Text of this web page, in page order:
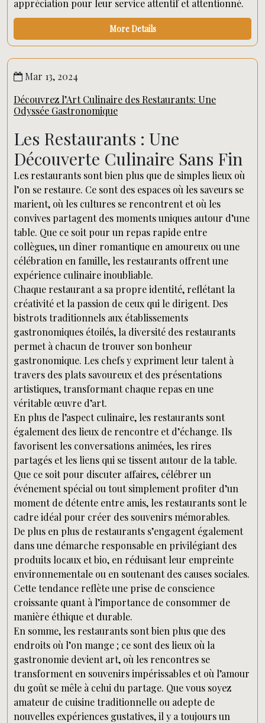
appréciation pour leur service attentif et attentionné.
More Details
Mar 13, 2024
Découvrez l’Art Culinaire des Restaurants: Une
Odyssée Gastronomique
Les Restaurants : Une
Découverte Culinaire Sans Fin
Les restaurants sont bien plus que de simples lieux où
l’on se restaure. Ce sont des espaces où les saveurs se
marient, où les cultures se rencontrent et où les
convives partagent des moments uniques autour d’une
table. Que ce soit pour un repas rapide entre
collègues, un dîner romantique en amoureux ou une
célébration en famille, les restaurants offrent une
expérience culinaire inoubliable.
Chaque restaurant a sa propre identité, reflétant la
créativité et la passion de ceux qui le dirigent. Des
bistrots traditionnels aux établissements
gastronomiques étoilés, la diversité des restaurants
permet à chacun de trouver son bonheur
gastronomique. Les chefs y expriment leur talent à
travers des plats savoureux et des présentations
artistiques, transformant chaque repas en une
véritable œuvre d’art.
En plus de l’aspect culinaire, les restaurants sont
également des lieux de rencontre et d’échange. Ils
favorisent les conversations animées, les rires
partagés et les liens qui se tissent autour de la table.
Que ce soit pour discuter affaires, célébrer un
événement spécial ou tout simplement profiter d’un
moment de détente entre amis, les restaurants sont le
cadre idéal pour créer des souvenirs mémorables.
De plus en plus de restaurants s’engagent également
dans une démarche responsable en privilégiant des
produits locaux et bio, en réduisant leur empreinte
environnementale ou en soutenant des causes sociales.
Cette tendance reflète une prise de conscience
croissante quant à l’importance de consommer de
manière éthique et durable.
En somme, les restaurants sont bien plus que des
endroits où l’on mange ; ce sont des lieux où la
gastronomie devient art, où les rencontres se
transforment en souvenirs impérissables et où l’amour
du goût se mêle à celui du partage. Que vous soyez
amateur de cuisine traditionnelle ou adepte de
nouvelles expériences gustatives, il y a toujours un